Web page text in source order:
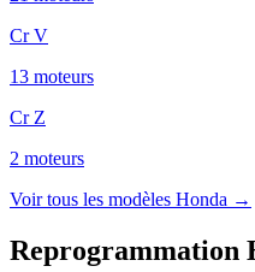
Cr V
13 moteurs
Cr Z
2 moteurs
Voir tous les modèles Honda →
Reprogrammation